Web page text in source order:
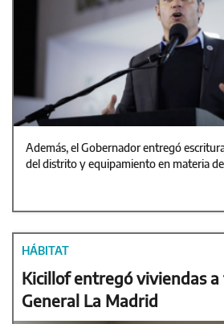
Además, el Gobernador entregó
del distrito y equipamiento en materia
HÁBITAT
Kicillof entregó viviendas a
General La Madrid